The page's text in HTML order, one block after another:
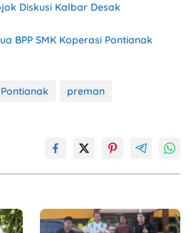
Diskusi Kalbar Desak
BPP SMK Koperasi Pontianak
preman